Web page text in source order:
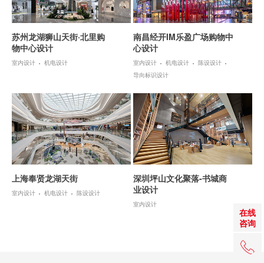
在线
咨询
+86
苏州龙湖狮山天街·北里购
物中心设计
室内设计 机电设计
南昌经开IM乐盈广场购物中
心设计
室内设计 机电设计
陈设设计
导向标识设计
上海奉贤龙湖天街
室内设计 机电设计 陈设设计
深圳坪山文化聚落-书城商
业设计
室内设计